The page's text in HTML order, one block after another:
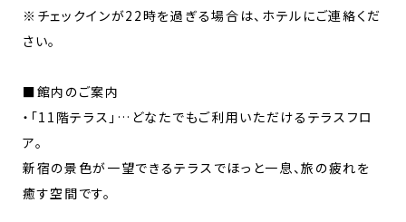
※チェックインが22時を過ぎる場合は、ホテルにご連絡くだ
さい。
■館内のご案内
・「11階テラス」…どなたでもご利用いただけるテラスフロ
ア。
新宿の景色が一望できるテラスでほっと一息、旅の疲れを
癒す空間です。